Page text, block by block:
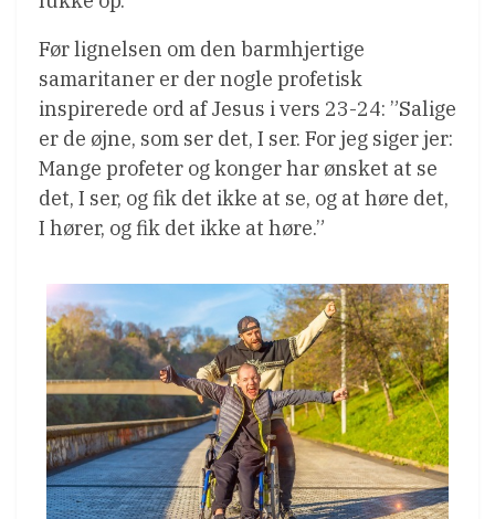
Før lignelsen om den barmhjertige
samaritaner er der nogle profetisk
inspirerede ord af Jesus i vers 23-24: ”Salige
er de øjne, som ser det, I ser. For jeg siger jer:
Mange profeter og konger har ønsket at se
det, I ser, og fik det ikke at se, og at høre det,
I hører, og fik det ikke at høre.”